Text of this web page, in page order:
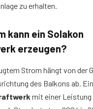
zu erhalten.
kann ein Solakon
erzeugen?
Strom hängt von der
des Balkons ab.
mit einer Leistung